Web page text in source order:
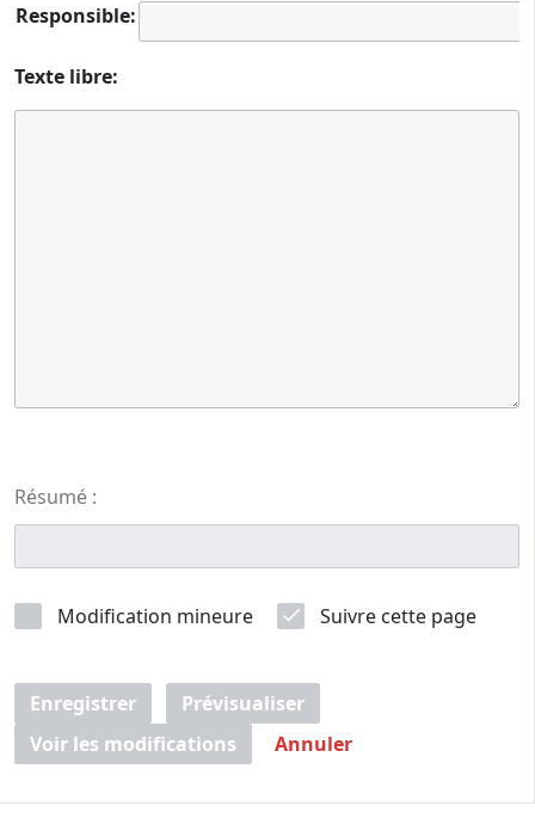
Responsible:
Texte libre:
Résumé :
Modification mineure Suivre cette page
Enregistrer
Prévisualiser
Voir les modifications
Annuler